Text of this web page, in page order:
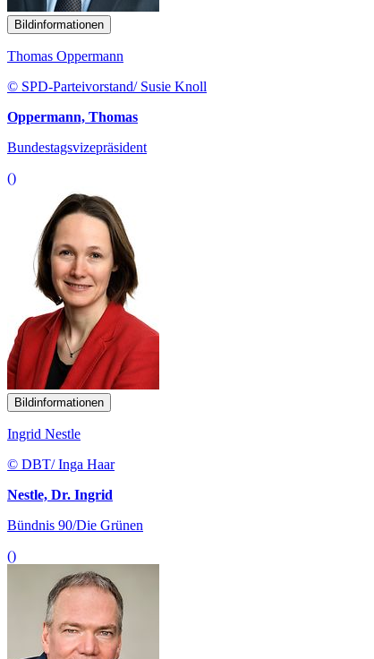
Bildinformationen
Thomas Oppermann
© SPD-Parteivorstand/ Susie Knoll
Oppermann, Thomas
Bundestagsvizepräsident
()
Bildinformationen
Ingrid Nestle
© DBT/ Inga Haar
Nestle, Dr. Ingrid
Bündnis 90/Die Grünen
()